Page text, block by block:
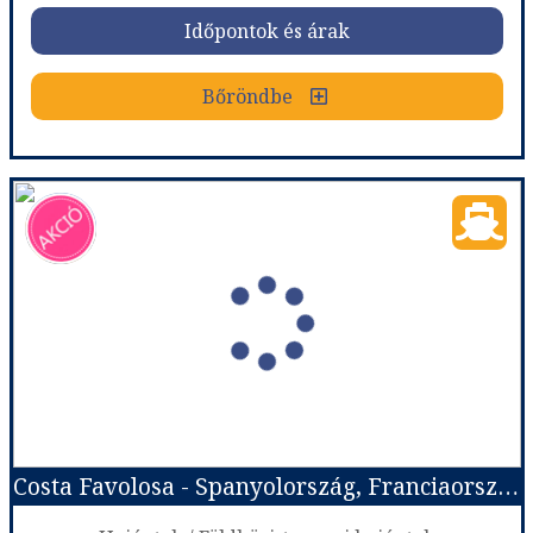
Időpontok és árak
Bőröndbe
Időpontok és árak
Bőröndbe
Costa Favolosa - Spanyolország, Franciaország, Olaszország
Hajóutak
Nyugat-Mediterrán hajóutak
Utazás módja:Hajó
Teljes ellátás
Szálláskategória:Hajó kabin
Costa ár, The Interior (I1), 2 felnőtt
Időpont: 2027-05-13 | 3 éj Costa Favolosa - Spanyolország, Franciaország, Olaszország